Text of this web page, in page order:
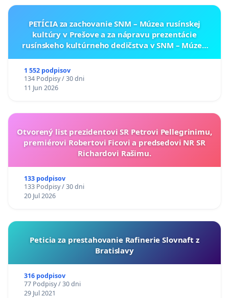
PETÍCIA za zachovanie SNM – Múzea rusínskej
kultúry v Prešove a za nápravu prezentácie
rusínskeho kultúrneho dedičstva v SNM – Múzeu
1 552 podpisov
134 Podpisy / 30 dni
11 Jun 2026
Otvorený list prezidentovi SR Petrovi Pellegrinimu,
premiérovi Robertovi Ficovi a predsedovi NR SR
Richardovi Rašimu.
133 podpisov
133 Podpisy / 30 dni
20 Jul 2026
Peticia za prestahovanie Rafinerie Slovnaft z
Bratislavy
316 podpisov
77 Podpisy / 30 dni
29 Jul 2021